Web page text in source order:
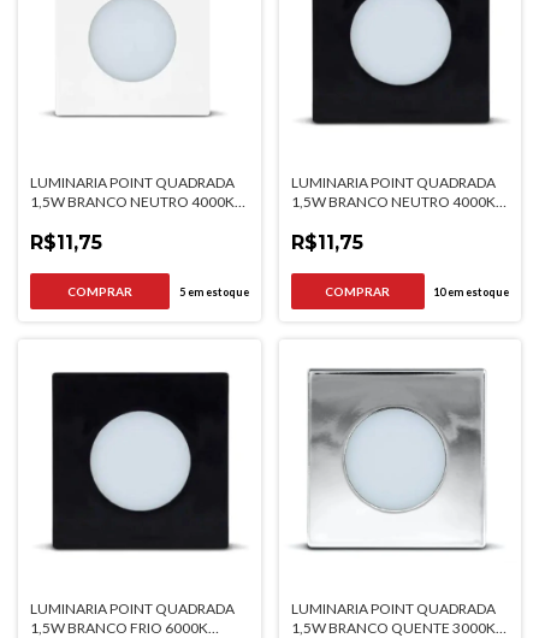
LUMINARIA POINT QUADRADA
1,5W BRANCO NEUTRO 4000K
R$11,75
5em estoque
LUMINARIA POINT QUADRADA
1,5W BRANCO NEUTRO 4000K
R$11,75
10em estoque
LUMINARIA POINT QUADRADA
1,5W BRANCO FRIO 6000K
LUMINARIA POINT QUADRADA
1,5W BRANCO QUENTE 3000K